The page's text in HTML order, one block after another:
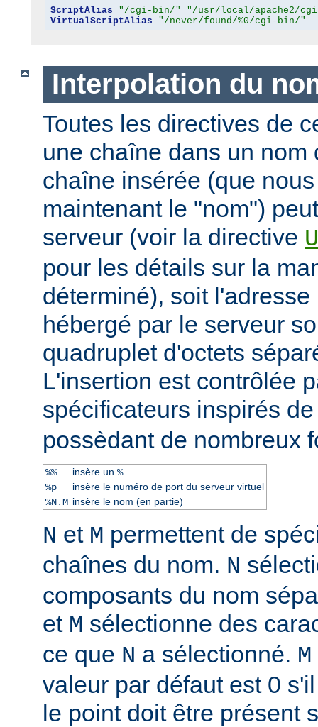
ScriptAlias "/cgi-bin/"
"/usr/local/apache2/
VirtualScriptAlias
"/never/found/%0/cgi-bin/"
Interpolation du
Toutes les directives de
une chaîne dans un nom
chaîne insérée (que
maintenant le "nom")
serveur (voir la directive
pour les détails sur la
déterminé), soit
hébergé par le serveur
quadruplet d'octets
L'insertion est contrôlée
spécificateurs inspirés
possèdant de nombreux
%% insère un %
%p
insère le numéro de port du serveur virtuel
%N.M insère le nom (en partie)
N et M permettent de
chaînes du nom. N
composants du nom
et M sélectionne des
ce que N a sélectionné. M
valeur par défaut est 0
le point doit être présent